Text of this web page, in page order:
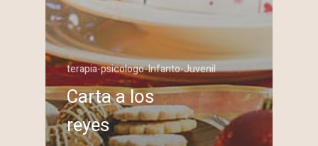
terapia-psicologo-Infanto-Juvenil
Carta a los
reyes